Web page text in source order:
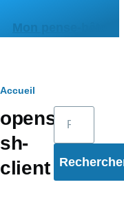
Mon pense-bête
Fil
d'Ariane
Accueil
opens
sh-
client
Rechercher